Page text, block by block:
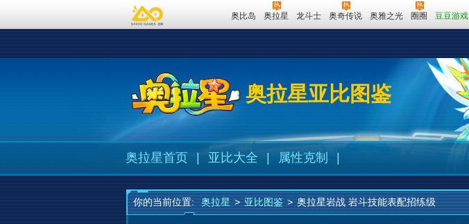
奥比岛 奥拉星 龙斗士 奥奇传说 奥雅之光 圈圈 豆豆游戏
奥拉星亚比图鉴
奥拉星首页 亚比大全 属性克制
你的当前位置: 奥拉星 > 亚比图鉴 > 奥拉星岩战 岩斗技能表配招练级